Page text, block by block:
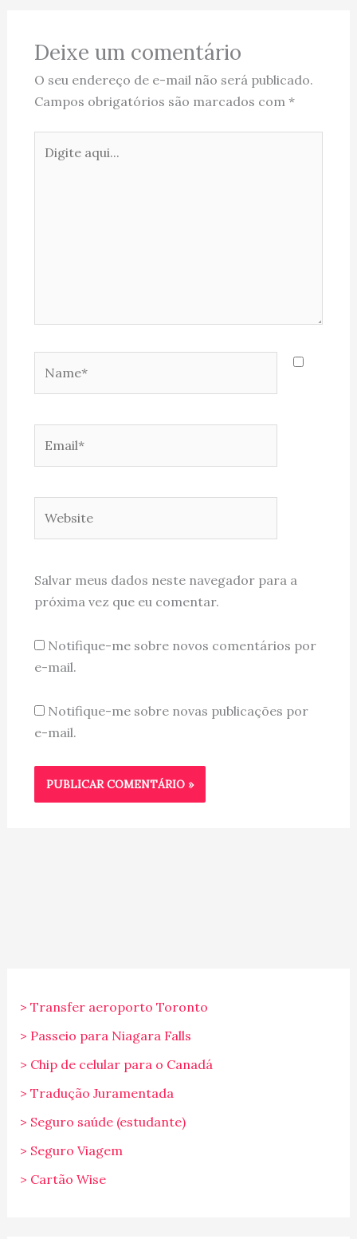
Deixe um comentário
O seu endereço de e-mail não será publicado.
Campos obrigatórios são marcados com *
aqui...
Salvar meus dados neste navegador para a
próxima vez que eu comentar.
Notifique-me sobre novos comentários por
e-mail.
Notifique-me sobre novas publicações por
e-mail.
> Transfer aeroporto Toronto
> Passeio para Niagara Falls
> Chip de celular para o Canadá
> Tradução Juramentada
> Seguro saúde (estudante)
> Seguro Viagem
> Cartão Wise